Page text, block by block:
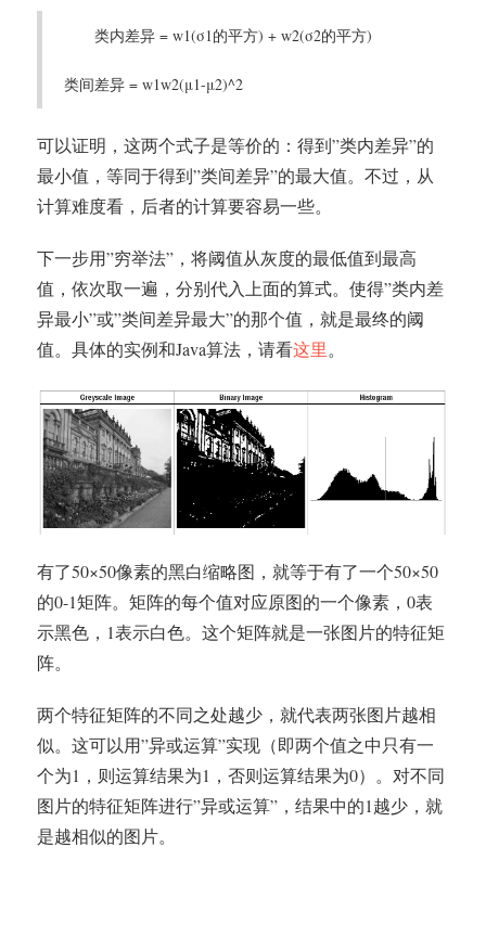
类内差异 = w1(σ1的平方) + w2(σ2的平方)
类间差异 = w1w2(μ1-μ2)^2
可以证明，这两个式子是等价的：得到”类内差异”的
最小值，等同于得到”类间差异”的最大值。不过，从
计算难度看，后者的计算要容易一些。
下一步用”穷举法”，将阈值从灰度的最低值到最高
值，依次取一遍，分别代入上面的算式。使得”类内差
异最小”或”类间差异最大”的那个值，就是最终的阈
值。具体的实例和Java算法，请看这里。
有了50×50像素的黑白缩略图，就等于有了一个50×50
的0-1矩阵。矩阵的每个值对应原图的一个像素，0表
示黑色，1表示白色。这个矩阵就是一张图片的特征矩
阵。
两个特征矩阵的不同之处越少，就代表两张图片越相
似。这可以用”异或运算”实现（即两个值之中只有一
个为1，则运算结果为1，否则运算结果为0）。对不同
图片的特征矩阵进行”异或运算”，结果中的1越少，就
是越相似的图片。